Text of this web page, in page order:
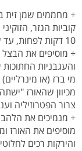
+ מחממים שמן זית
קוביות הגזר,
10 דקות לפחות, עד שהירקות מתרככים מעט וצבעם מעמיק.
+ מוסיפים את
והעגבניות
מי ברז (או
מכיוון שהאורז
צרור הפטרוזיליה
והירקות רכים